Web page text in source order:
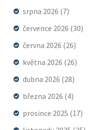
srpna 2026 (7)
července 2026 (30)
června 2026 (26)
května 2026 (26)
dubna 2026 (28)
března 2026 (4)
prosince 2025 (17)